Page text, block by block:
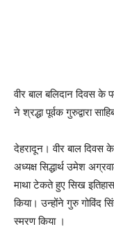
वीर बाल बलिदान दिवस के
ने श्रद्धा पूर्वक गुरुद्वारा
देहरादून। वीर बाल दिवस
अध्यक्ष सिद्धार्थ उमेश
माथा टेकते हुए सिख
किया। उन्होंने गुरु गोविंद
स्मरण किया ।